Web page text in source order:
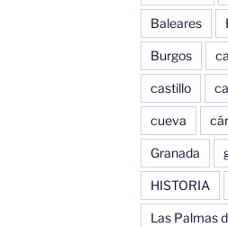
Baleares
Burgos
castillo
cueva
Granada
HISTORIA
Las Palmas